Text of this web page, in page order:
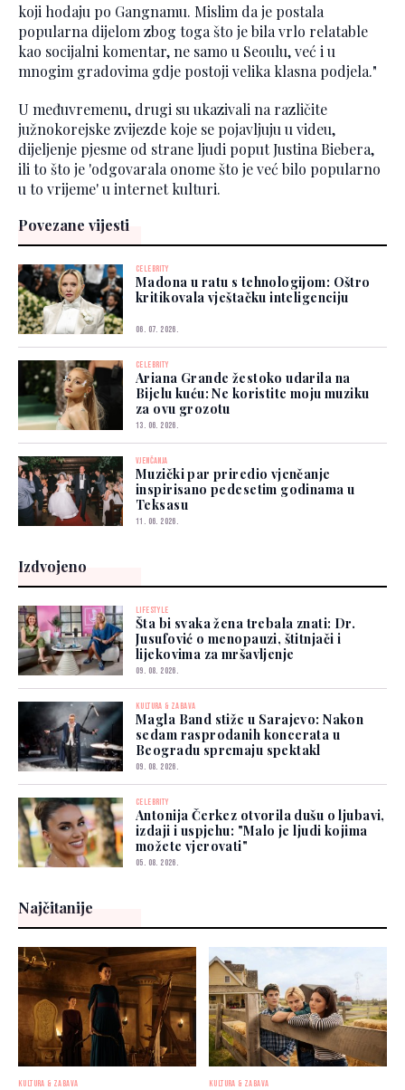
koji hodaju po Gangnamu. Mislim da je postala
popularna dijelom zbog toga što je bila vrlo relatable
kao socijalni komentar, ne samo u Seoulu, već i u
mnogim gradovima gdje postoji velika klasna podjela."
U međuvremenu, drugi su ukazivali na različite
južnokorejske zvijezde koje se pojavljuju u videu,
dijeljenje pjesme od strane ljudi poput Justina Biebera,
ili to što je 'odgovarala onome što je već bilo popularno
u to vrijeme' u internet kulturi.
Povezane vijesti
CELEBRITY
Madona u ratu s tehnologijom: Oštro
kritikovala vještačku inteligenciju
06. 07. 2026.
CELEBRITY
Ariana Grande žestoko udarila na
Bijelu kuću: Ne koristite moju muziku
za ovu grozotu
13. 06. 2026.
VJENČANJA
Muzički par priredio vjenčanje
inspirisano pedesetim godinama u
Teksasu
11. 06. 2026.
Izdvojeno
LIFESTYLE
Šta bi svaka žena trebala znati: Dr.
Jusufović o menopauzi, štitnjači i
lijekovima za mršavljenje
09. 08. 2026.
KULTURA & ZABAVA
Magla Band stiže u Sarajevo: Nakon
sedam rasprodanih koncerata u
Beogradu spremaju spektakl
09. 08. 2026.
CELEBRITY
Antonija Čerkez otvorila dušu o ljubavi,
izdaji i uspjehu: "Malo je ljudi kojima
možete vjerovati"
05. 08. 2026.
Najčitanije
KULTURA & ZABAVA KULTURA & ZABAVA